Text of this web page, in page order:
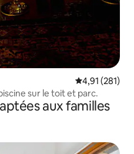
Note
4,91 (281)
sur le toit et parc.
aux familles